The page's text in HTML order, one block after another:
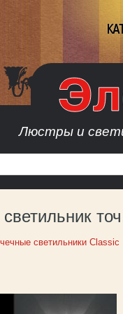
Люстры и
светильники Classic